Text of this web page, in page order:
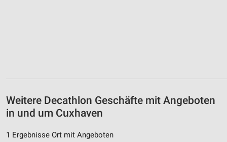
Weitere Decathlon Geschäfte mit Angeboten
in und um Cuxhaven
1 Ergebnisse Ort mit Angeboten